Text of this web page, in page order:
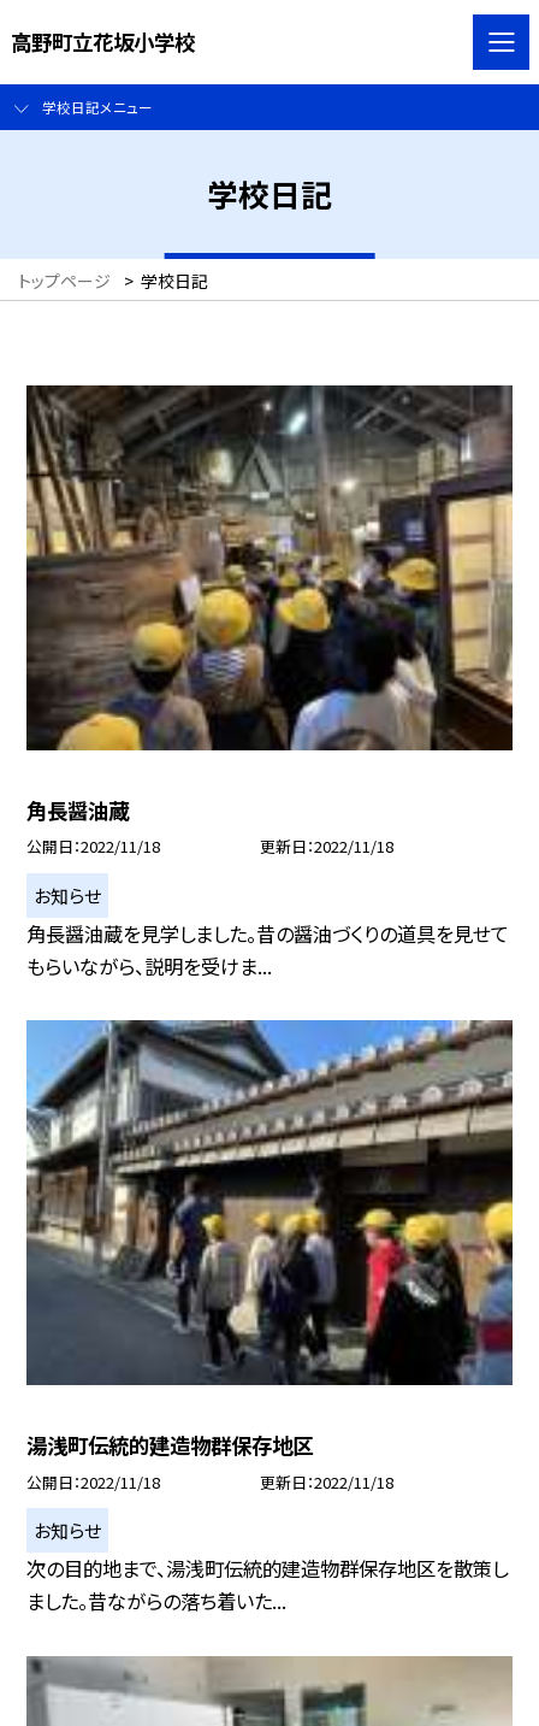
高野町立花坂小学校
学校日記メニュー
学校日記
トップページ > 学校日記
角長醤油蔵
公開日 2022/11/18 更新日 2022/11/18
お知らせ
角長醤油蔵を見学しました。昔の醤油づくりの道具を見せて
もらいながら、説明を受けま...
湯浅町伝統的建造物群保存地区
公開日 2022/11/18 更新日 2022/11/18
お知らせ
次の目的地まで、湯浅町伝統的建造物群保存地区を散策し
ました。昔ながらの落ち着いた...